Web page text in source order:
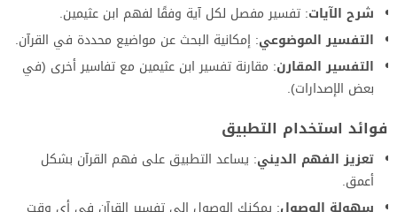
شرح الآيات: تفسير مفصل لكل آية وفقًا لفهم ابن عثيمين.
التفسير الموضوعي: إمكانية البحث عن مواضيع محددة في القرآن.
التفسير المقارن: مقارنة تفسير ابن عثيمين مع تفاسير أخرى (في
بعض الإصدارات).
فوائد استخدام التطبيق
تعزيز الفهم الديني: يساعد التطبيق على فهم القرآن بشكل
أعمق.